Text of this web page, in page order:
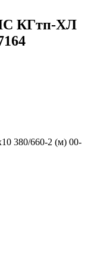
КГтп-ХЛ
380/660-2 (м) 00-